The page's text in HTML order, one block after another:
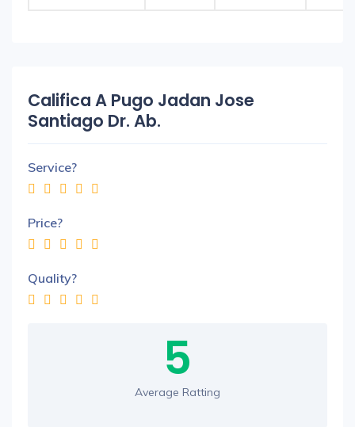
Califica A Pugo Jadan Jose
Santiago Dr. Ab.
Service?
Price?
Quality?
5
Average Ratting